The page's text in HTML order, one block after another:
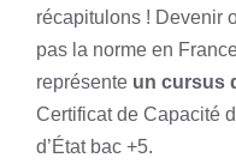
récapitulons ! Devenir
pas la norme en
représente un cursus
Certificat de Capacité
d’État bac +5.